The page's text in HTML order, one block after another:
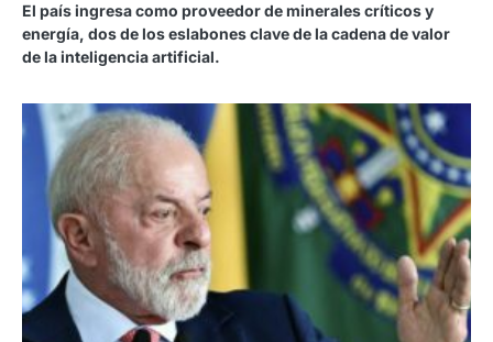
El país ingresa como proveedor de minerales críticos y
energía, dos de los eslabones clave de la cadena de valor
de la inteligencia artificial.